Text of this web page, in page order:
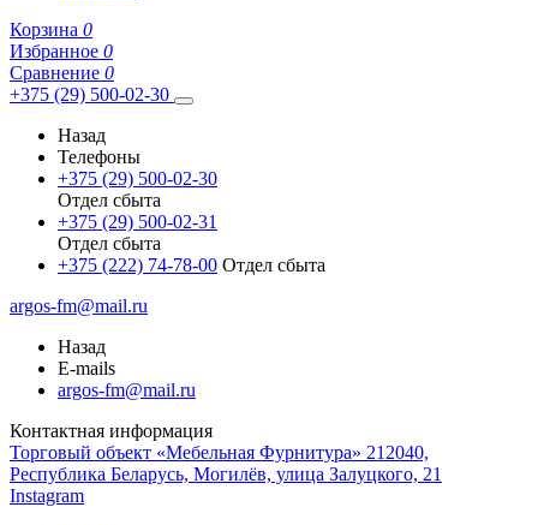
Корзина 0
Избранное 0
Сравнение 0
+375 (29) 500-02-30
Назад
Телефоны
+375 (29) 500-02-30
Отдел сбыта
+375 (29) 500-02-31
Отдел сбыта
+375 (222) 74-78-00 Отдел сбыта
argos-fm@mail.ru
Назад
E-mails
argos-fm@mail.ru
Контактная информация
Торговый объект «Мебельная Фурнитура» 212040,
Республика Беларусь, Могилёв, улица Залуцкого, 21
Instagram